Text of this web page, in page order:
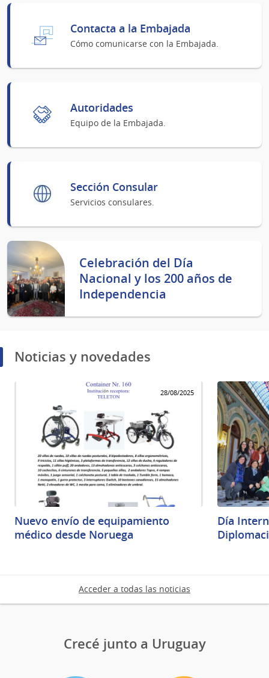
Contacta a la Embajada
Cómo comunicarse con la Embajada.
Autoridades
Equipo de la Embajada.
Sección Consular
Servicios consulares.
Celebración del Día
Nacional y los 200 años de
Independencia
Noticias y novedades
28/08/2025
Nuevo envío de equipamiento
médico desde Noruega
Día
Acceder a todas las noticias
Crecé junto a Uruguay